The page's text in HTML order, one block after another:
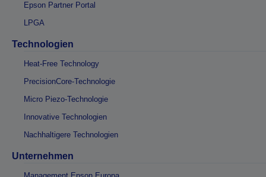
Epson Partner Portal
LPGA
Technologien
Heat-Free Technology
PrecisionCore-Technologie
Micro Piezo-Technologie
Innovative Technologien
Nachhaltigere Technologien
Unternehmen